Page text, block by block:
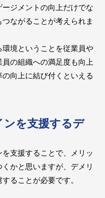
ジメントの向上だけでな
ながることが考えられま
境ということを従業員や
の組織への満足度も向上
向上に結び付くといえる
を支援するデ
支援することで、メリッ
かと思いますが、デメリ
ることが必要です。